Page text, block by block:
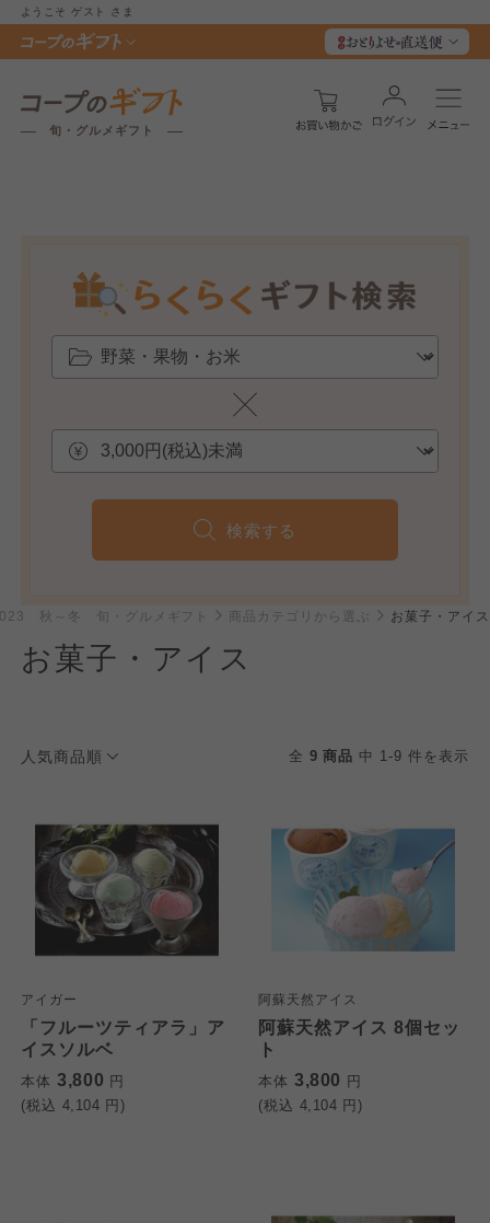
ようこそ ゲスト さま
旬・グルメギフト
検索する
秋～冬 旬・グルメギフト 商品カテゴリから選ぶ お菓子・アイス
お菓子・アイス
人気商品順 全 9 商品 中 1-9 件を表示
アイガー
「フルーツティアラ」ア
イスソルベ
本体 3,800 円
(税込 4,104 円)
阿蘇天然アイス
阿蘇天然アイス 8個セッ
ト
本体 3,800 円
(税込 4,104 円)